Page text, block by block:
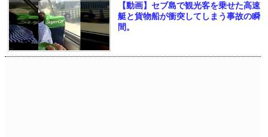
【動画】セブ島で観光客を乗せた高速
艇と貨物船が衝突してしまう事故の瞬
間。